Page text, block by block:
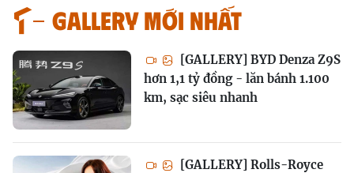
GALLERY MỚI NHẤT
[GALLERY] BYD Denza Z9S
hơn 1,1 tỷ đồng - lăn bánh 1.100
km, sạc siêu nhanh
[GALLERY] Rolls-Royce